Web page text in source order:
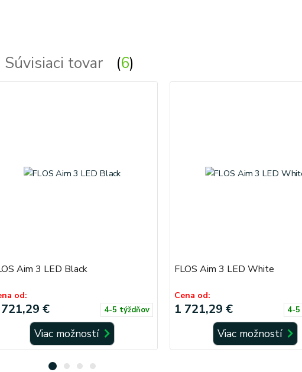
Súvisiaci tovar 6
Aim 3 LED Black
od:
€ 4-5 týždňov
Viac možností
FLOS Aim 3 LED White
Cena od:
1 721,29 € 4-
Viac možností